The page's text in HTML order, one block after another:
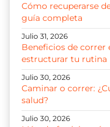
Cómo recuperarse
guía completa
Julio 31, 2026
Beneficios de correr
estructurar tu rutina
Julio 30, 2026
Caminar o correr:
salud?
Julio 30, 2026